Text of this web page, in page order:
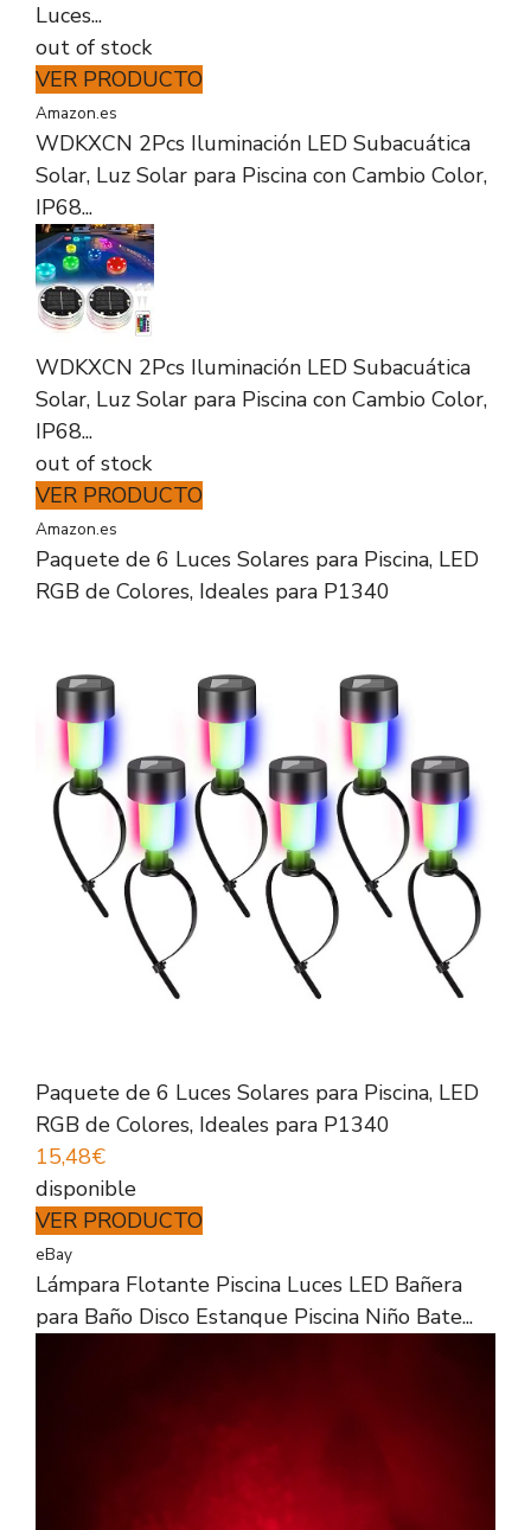
Luces...
out of stock
VER PRODUCTO
Amazon.es
WDKXCN 2Pcs Iluminación LED Subacuática
Solar, Luz Solar para Piscina con Cambio Color,
IP68...
WDKXCN 2Pcs Iluminación LED Subacuática
Solar, Luz Solar para Piscina con Cambio Color,
IP68...
out of stock
VER PRODUCTO
Amazon.es
Paquete de 6 Luces Solares para Piscina, LED
RGB de Colores, Ideales para P1340
Paquete de 6 Luces Solares para Piscina, LED
RGB de Colores, Ideales para P1340
15,48€
disponible
VER PRODUCTO
eBay
Lámpara Flotante Piscina Luces LED Bañera
para Baño Disco Estanque Piscina Niño Bate...